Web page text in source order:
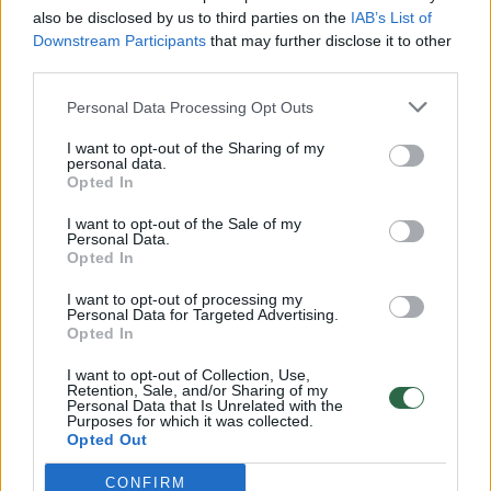
also be disclosed by us to third parties on the IAB’s List of
Downstream Participants that may further disclose it to other
Personal Data Processing Opt Outs
I want to opt-out of the Sharing of my
personal data.
Opted In
I want to opt-out of the Sale of my
Personal Data.
Opted In
I want to opt-out of processing my
Personal Data for Targeted Advertising.
Opted In
I want to opt-out of Collection, Use,
Retention, Sale, and/or Sharing of my
Personal Data that Is Unrelated with the
Purposes for which it was collected.
Opted Out
CONFIRM
Žinios | Lietuvos diena
00:00:57
Savaitės vidurys nusimato karštas: temperatūra kils iki
32 laipsnių šilumos
Žinios | Orai
00:15:54
V. Zalužno pasisakymą laiko bandymu įsitvirtinti
Laidos | Nauja diena
Nufilmavo, kaip patvino Vilniaus Vakarinis aplinkkelis:
vaizdas pribloškia
Žinios